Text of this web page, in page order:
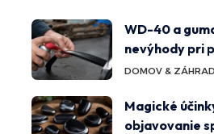
WD-40 a
nevýhody pri
DOMOV &
Magické
objavovanie